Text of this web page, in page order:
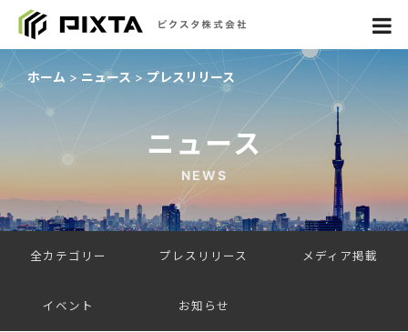
ホーム ニュース プレスリリース
ニュース
NEWS
全カテゴリー プレスリリース メディア掲載
イベント お知らせ